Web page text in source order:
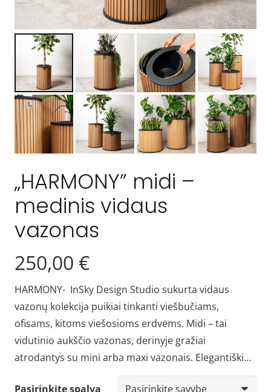
„HARMONY” midi –
medinis vidaus
vazonas
250,00 €
HARMONY- InSky Design Studio sukurta vidaus
vazonų kolekcija puikiai tinkanti viešbučiams,
ofisams, kitoms viešosioms erdvėms. Midi – tai
vidutinio aukščio vazonas, derinyje gražiai
atrodantys su mini arba maxi vazonais. Elegantiški…
Pasirinkite spalvą